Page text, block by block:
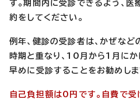
す。期間内に受診できるよう、医
約をしてください。
例年、健診の受診者は、かぜな
時期と重なり、10月から1月にか
早めに受診することをお勧めしま
自己負担額は0円です。自費で